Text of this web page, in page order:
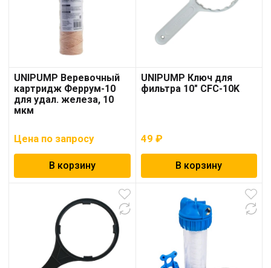
UNIPUMP Веревочный
картридж Феррум-10
для удал. железа, 10
мкм
Цена по запросу
В корзину
UNIPUMP Ключ для
фильтра 10″ CFC-10K
49 ₽
В корзину